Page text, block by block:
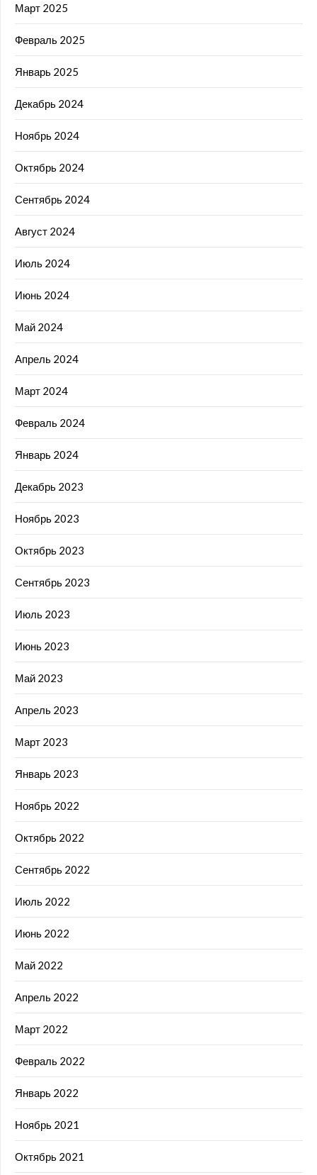
Март 2025
Февраль 2025
Январь 2025
Декабрь 2024
Ноябрь 2024
Октябрь 2024
Сентябрь 2024
Август 2024
Июль 2024
Июнь 2024
Май 2024
Апрель 2024
Март 2024
Февраль 2024
Январь 2024
Декабрь 2023
Ноябрь 2023
Октябрь 2023
Сентябрь 2023
Июль 2023
Июнь 2023
Май 2023
Апрель 2023
Март 2023
Январь 2023
Ноябрь 2022
Октябрь 2022
Сентябрь 2022
Июль 2022
Июнь 2022
Май 2022
Апрель 2022
Март 2022
Февраль 2022
Январь 2022
Ноябрь 2021
Октябрь 2021